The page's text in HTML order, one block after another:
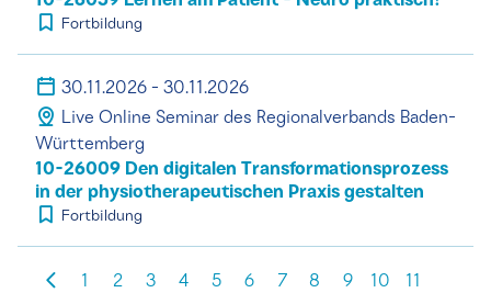
Fortbildung
30.11.2026 - 30.11.2026
Live Online Seminar des Regionalverbands Baden-
Württemberg
10-26009 Den digitalen Transformationsprozess
in der physiotherapeutischen Praxis gestalten
Fortbildung
1 2 3 4 5 6 7 8 9 10 11